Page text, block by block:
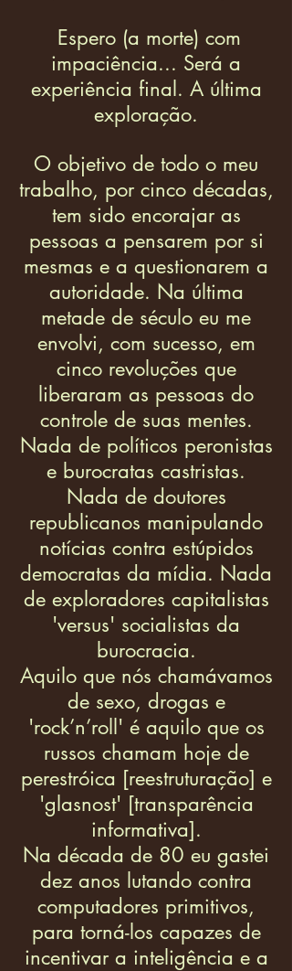
Espero (a morte) com
impaciência... Será a
experiência final. A última
exploração.
O objetivo de todo o meu
trabalho, por cinco décadas,
tem sido encorajar as
pessoas a pensarem por si
mesmas e a questionarem a
autoridade. Na última
metade de século eu me
envolvi, com sucesso, em
cinco revoluções que
liberaram as pessoas do
controle de suas mentes.
Nada de políticos peronistas
e burocratas castristas.
Nada de doutores
republicanos manipulando
notícias contra estúpidos
democratas da mídia. Nada
de exploradores capitalistas
'versus' socialistas da
burocracia.
Aquilo que nós chamávamos
de sexo, drogas e
'rock’n’roll' é aquilo que os
russos chamam hoje de
perestróica [reestruturação] e
'glasnost' [transparência
informativa].
Na década de 80 eu gastei
dez anos lutando contra
computadores primitivos,
para torná-los capazes de
incentivar a inteligência e a